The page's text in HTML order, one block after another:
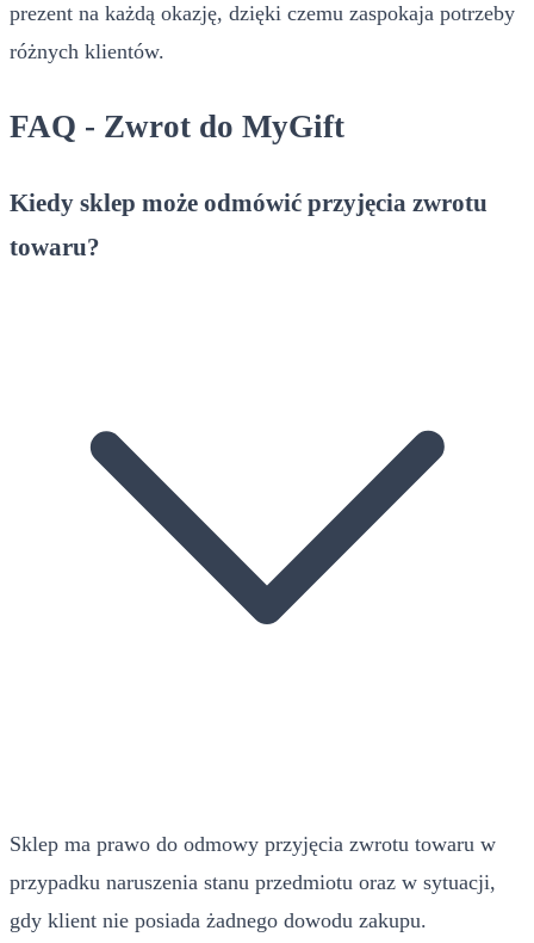
prezent na każdą okazję, dzięki czemu zaspokaja potrzeby
różnych klientów.
FAQ - Zwrot do MyGift
Kiedy sklep może odmówić przyjęcia zwrotu
towaru?
Sklep ma prawo do odmowy przyjęcia zwrotu towaru w
przypadku naruszenia stanu przedmiotu oraz w sytuacji,
gdy klient nie posiada żadnego dowodu zakupu.